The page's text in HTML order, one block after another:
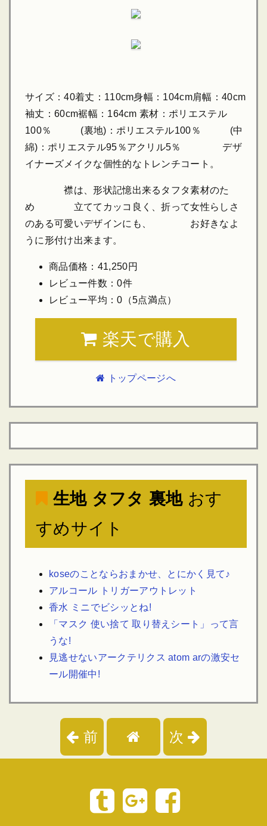
サイズ：40着丈：110cm身幅：104cm肩幅：40cm
袖丈：60cm裾幅：164cm 素材：ポリエステル
100％ (裏地)：ポリエステル100％ (中
綿)：ポリエステル95％アクリル5％ デザ
イナーズメイクな個性的なトレンチコート。
襟は、形状記憶出来るタフタ素材のた
め 立ててカッコ良く、折って女性らしさ
のある可愛いデザインにも、 お好きなよ
うに形付け出来ます。
商品価格：41,250円
レビュー件数：0件
レビュー平均：0（5点満点）
楽天で購入
トップページへ
生地 タフタ 裏地おす
すめサイト
koseのことならおまかせ、とにかく見て♪
アルコール トリガーアウトレット
香水 ミニでビシッとね!
「マスク 使い捨て 取り替えシート」って言
うな!
見逃せないアークテリクス atom arの激安セ
ール開催中!
前 次